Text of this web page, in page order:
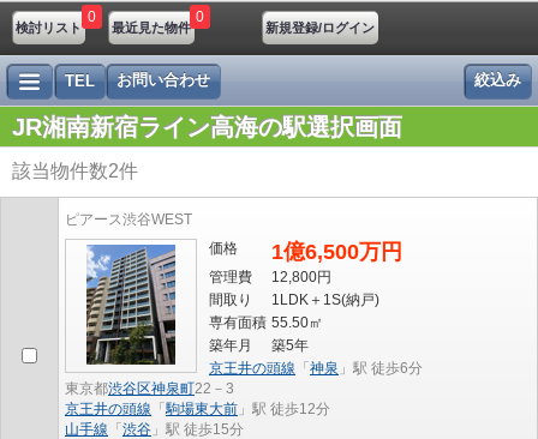
検討リスト
0
最近見た物件
0
新規登録/ログイン
絞込み
TEL お問い合わせ
JR湘南新宿ライン高海の駅選択画面
該当物件数2件
ピアース渋谷WEST
価格
1億6,500万円
管理費
12,800円
間取り
1LDK＋1S(納戸)
専有面積 55.50㎡
築年月
築5年
東京都渋谷区神泉町22－3
京王井の頭線 「 神泉 」駅 徒歩6分
京王井の頭線 「駒場東大前 」駅 徒歩12分
山手線 「 渋谷 」駅 徒歩15分